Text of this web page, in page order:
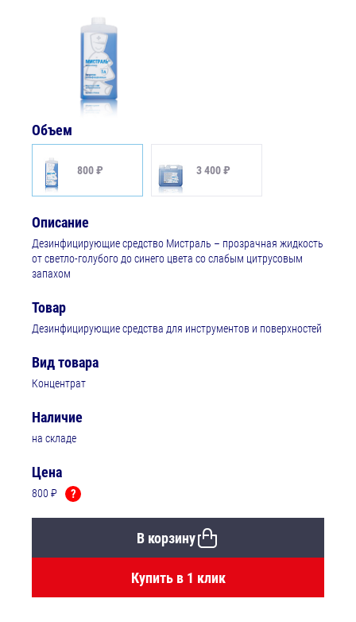
Объем
800 ₽ 3 400 ₽
Описание
Дезинфицирующие средство Мистраль – прозрачная жидкость
от светло-голубого до синего цвета со слабым цитрусовым
запахом
Товар
Дезинфицирующие средства для инструментов и поверхностей
Вид товара
Концентрат
Наличие
на складе
Цена
800 ₽ ?
В корзину
Купить в 1 клик